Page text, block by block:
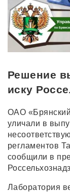
Решение
иску
ОАО
уличали в
регламентов
сообщили в
Лаборатория